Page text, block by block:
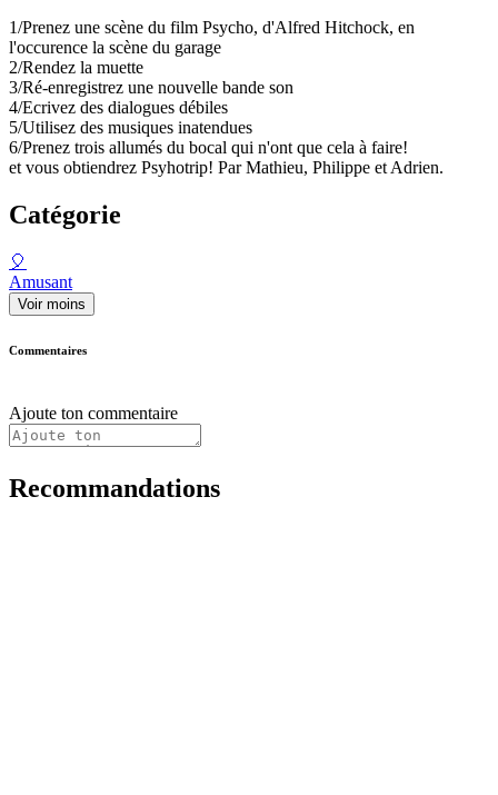
1/Prenez une scène du film Psycho, d'Alfred Hitchock, en
l'occurence la scène du garage
2/Rendez la muette
3/Ré-enregistrez une nouvelle bande son
4/Ecrivez des dialogues débiles
5/Utilisez des musiques inatendues
6/Prenez trois allumés du bocal qui n'ont que cela à faire!
et vous obtiendrez Psyhotrip! Par Mathieu, Philippe et Adrien.
Catégorie
🎈
Amusant
Voir moins
Commentaires
Ajoute ton commentaire
Recommandations